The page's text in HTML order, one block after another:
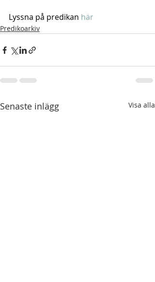
Lyssna på predikan här
Predikoarkiv
Senaste inlägg Visa alla